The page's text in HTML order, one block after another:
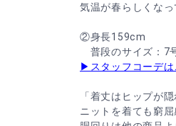
気温が春らしくなっ
②身長159cm
普段のサイズ：7
▶スタッフコーデは
「着丈はヒップが
ニットを着ても窮